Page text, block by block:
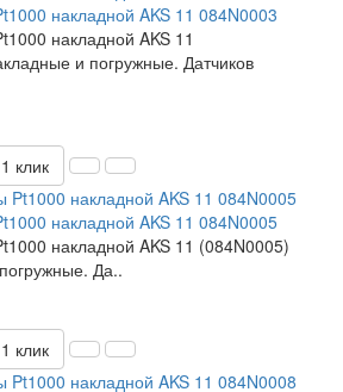
накладной AKS 11 084N0003
накладной AKS 11
и погружные. Датчиков
клик
накладной AKS 11 084N0005
накладной AKS 11 (084N0005)
Да..
клик